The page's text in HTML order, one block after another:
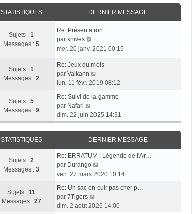
s
a
g
i
e
s
g
r
l
e
d
r
i
e
r
m
s
s
a
g
e
STATISTIQUES DERNIER MESSAGE
Sujets : 1
Messages : 5
Re: Présentation
par knives
o
r
l
e
d
r
n
i
e
r
m
e
s
s
a
g
mer. 20 janv. 2021 00:15
Sujets : 1
Messages : 2
Re: Jeux du mois
par Valkann
o
r
e
e
n
i
e
m
s
lun. 11 févr. 2019 08:12
Sujets : 5
Messages : 9
Re: Suivi de la gamme
par Nafari
o
i
r
l
e
d
e
r
n
i
e
dim. 22 juin 2025 14:31
STATISTIQUES DERNIER MESSAGE
Sujets : 2
Messages : 3
Re: ERRATUM : Légende de l'Ar…
par Durango
o
r
e
ven. 27 mars 2020 10:14
Sujets : 11
Messages : 27
Re: Un sac en cuir pas cher p…
par 7Tigers
o
dim. 2 août 2026 14:00